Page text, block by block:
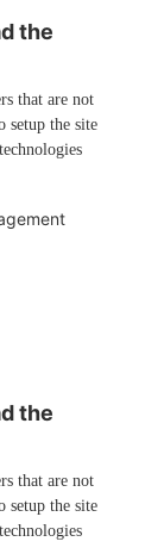
the
that are not
setup the site
the
that are not
setup the site